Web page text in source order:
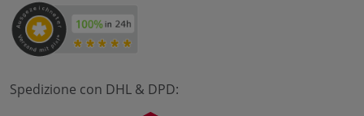
Spedizione con DHL & DPD: